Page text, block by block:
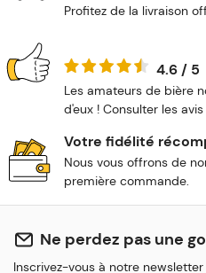
Profitez de la livraison
4.6 / 5
Les amateurs de bière
d'eux ! Consulter les
Votre fidélité
Nous vous offrons de
première commande.
Ne perdez pas une
Inscrivez-vous à notre